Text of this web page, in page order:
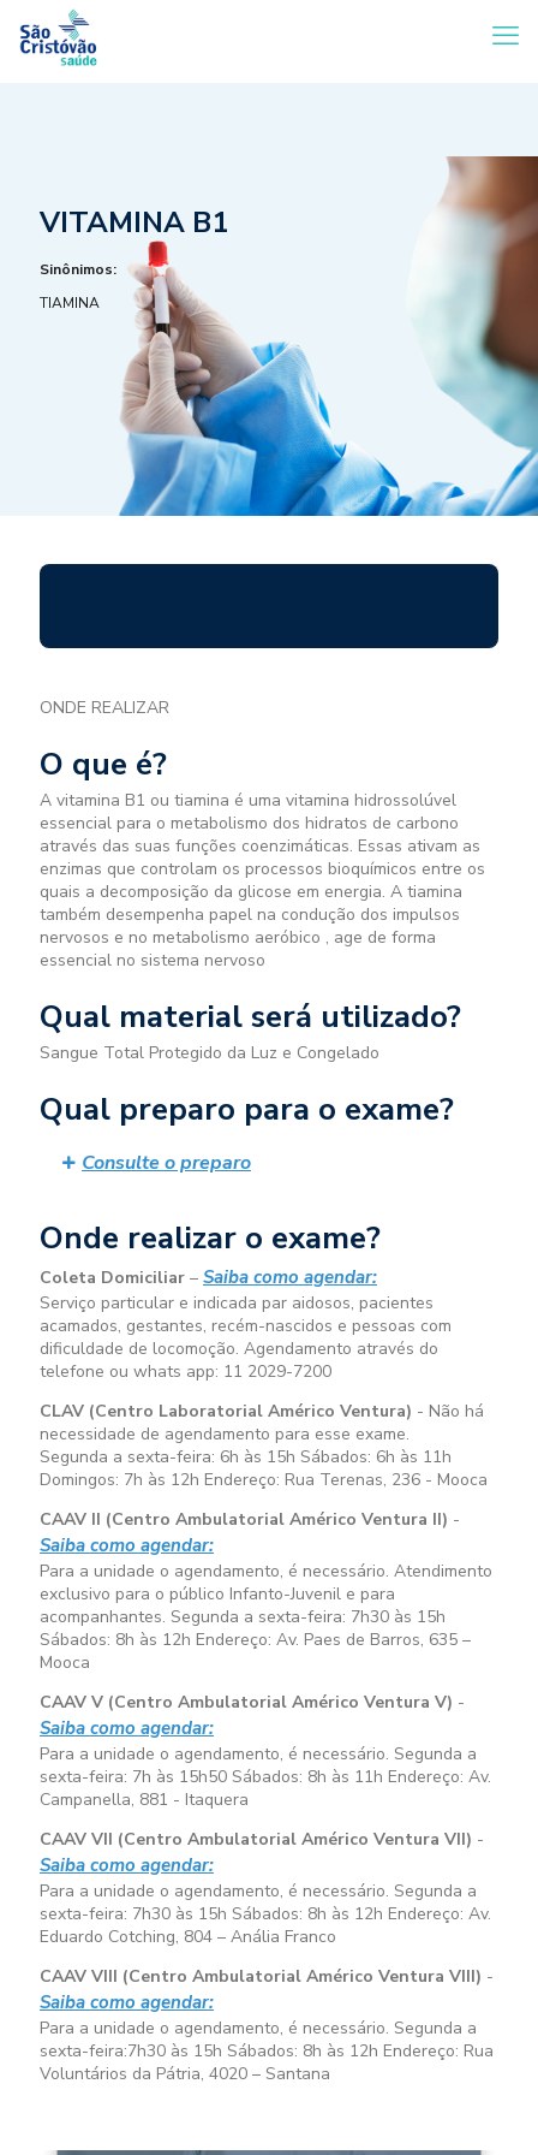
VITAMINA B1
Sinônimos:
TIAMINA
ONDE REALIZAR
O que é?
A vitamina B1 ou tiamina é uma vitamina hidrossolúvel
essencial para o metabolismo dos hidratos de carbono
através das suas funções coenzimáticas. Essas ativam as
enzimas que controlam os processos bioquímicos entre os
quais a decomposição da glicose em energia. A tiamina
também desempenha papel na condução dos impulsos
nervosos e no metabolismo aeróbico , age de forma
essencial no sistema nervoso
Qual material será utilizado?
Sangue Total Protegido da Luz e Congelado
Qual preparo para o exame?
Consulte o preparo
Onde realizar o exame?
Coleta Domiciliar – Saiba como agendar:
Serviço particular e indicada par aidosos, pacientes
acamados, gestantes, recém-nascidos e pessoas com
dificuldade de locomoção. Agendamento através do
telefone ou whats app: 11 2029-7200
CLAV (Centro Laboratorial Américo Ventura) - Não há
necessidade de agendamento para esse exame.
Segunda a sexta-feira: 6h às 15h Sábados: 6h às 11h
Domingos: 7h às 12h Endereço: Rua Terenas, 236 - Mooca
CAAV II (Centro Ambulatorial Américo Ventura II) -
Saiba como agendar:
Para a unidade o agendamento, é necessário. Atendimento
exclusivo para o público Infanto-Juvenil e para
acompanhantes. Segunda a sexta-feira: 7h30 às 15h
Sábados: 8h às 12h Endereço: Av. Paes de Barros, 635 –
Mooca
CAAV V (Centro Ambulatorial Américo Ventura V) -
Saiba como agendar:
Para a unidade o agendamento, é necessário. Segunda a
sexta-feira: 7h às 15h50 Sábados: 8h às 11h Endereço: Av.
Campanella, 881 - Itaquera
CAAV VII (Centro Ambulatorial Américo Ventura VII) -
Saiba como agendar:
Para a unidade o agendamento, é necessário. Segunda a
sexta-feira: 7h30 às 15h Sábados: 8h às 12h Endereço: Av.
Eduardo Cotching, 804 – Anália Franco
CAAV VIII (Centro Ambulatorial Américo Ventura VIII) -
Saiba como agendar:
Para a unidade o agendamento, é necessário. Segunda a
sexta-feira:7h30 às 15h Sábados: 8h às 12h Endereço: Rua
Voluntários da Pátria, 4020 – Santana